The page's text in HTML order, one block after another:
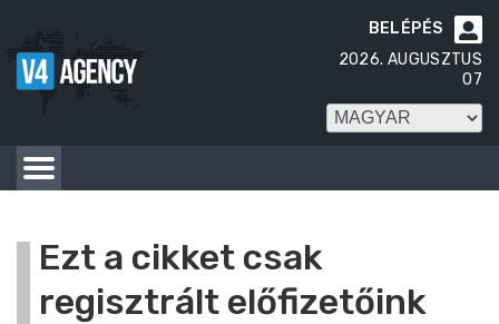

BELÉPÉS
2026. AUGUSZTUS
07
Ezt a cikket csak
regisztrált előfizetőink